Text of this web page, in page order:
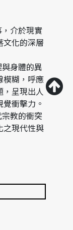
介於現實
文化的深層
身體的異
模糊，呼應
呈現出人
衝擊力。
教的衝突
之現代性與